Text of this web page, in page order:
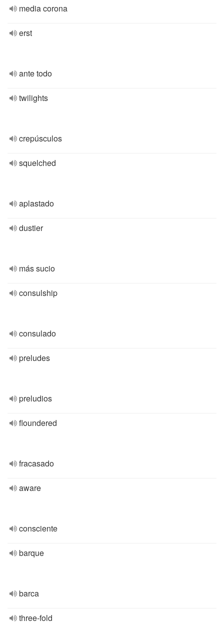
media corona
erst
ante todo
twilights
crepúsculos
squelched
aplastado
dustier
más sucio
consulship
consulado
preludes
preludios
floundered
fracasado
aware
consciente
barque
barca
three-fold